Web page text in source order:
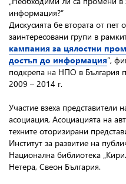
информация?”
Дискусията бе втората от
заинтересовани групи в
кампания за цялостни
достъп до информация”,
подкрепа на НПО в България
2009 – 2014 г.
Участие взеха представители
асоциация, Асоциацията на
техните оторизирани
Институт за развитие на
Национална библиотека
Нетера, Свеон България.